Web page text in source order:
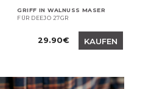
GRIFF IN WALNUSS MASER
FÜR DEEJO 27GR
Preis
29.90€ KAUFEN